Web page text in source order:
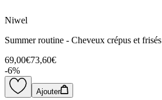
Niwel
Summer routine - Cheveux crépus et frisés
69,00€73,60€
-6%
Ajouter